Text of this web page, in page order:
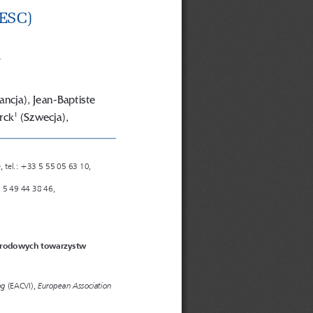
Jean-Baptiste
1 (Szwecja),
tel.: +33 5 55 05 63 10,
49 44 38 46,
towarzystw
(EACVI), European Association